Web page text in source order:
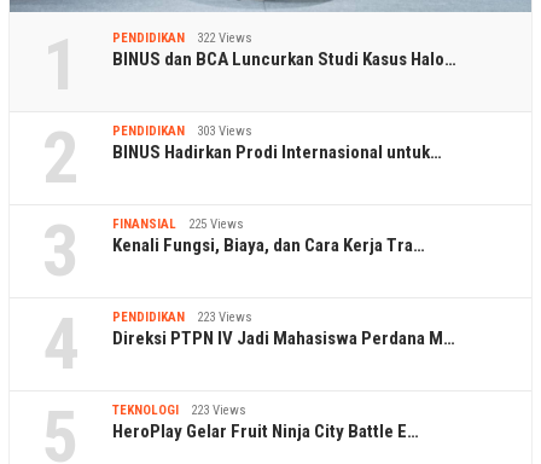
1 PENDIDIKAN 322 Views
BINUS dan BCA Luncurkan Studi Kasus Halo…
2 PENDIDIKAN 303 Views
BINUS Hadirkan Prodi Internasional untuk…
3 FINANSIAL 225 Views
Kenali Fungsi, Biaya, dan Cara Kerja Tra…
4 PENDIDIKAN 223 Views
Direksi PTPN IV Jadi Mahasiswa Perdana M…
5 TEKNOLOGI 223 Views
HeroPlay Gelar Fruit Ninja City Battle E…